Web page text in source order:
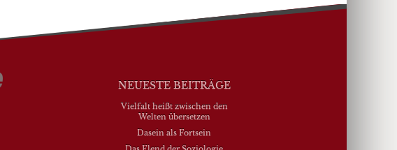
NEUESTE BEITRÄGE
Vielfalt heißt zwischen den
Welten übersetzen
Dasein als Fortsein